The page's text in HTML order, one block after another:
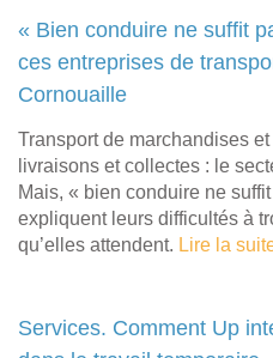
« Bien conduire ne suffit
ces entreprises de
Cornouaille
Transport de marchandises
livraisons et collectes : le
Mais, « bien conduire ne
expliquent leurs difficultés à
qu’elles attendent. Lire la
Services. Comment Up